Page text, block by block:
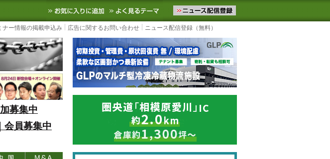
トなど国内外の最新の物流ニュースをお届けします。物流ニュースメール配信を登録す
お気に入りに追加 よく見るテーマ
ナー情報の掲載申込み 広告に関するお問い合わせ ニュース配信登録（無料）
募集中
会員募集中